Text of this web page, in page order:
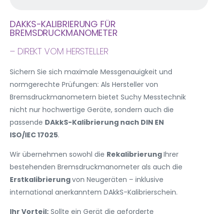
DAKKS-KALIBRIERUNG FÜR
BREMSDRUCKMANOMETER
– DIREKT VOM HERSTELLER
Sichern Sie sich maximale Messgenauigkeit und
normgerechte Prüfungen: Als Hersteller von
Bremsdruckmanometern bietet Suchy Messtechnik
nicht nur hochwertige Geräte, sondern auch die
passende DAkkS-Kalibrierung nach DIN EN
ISO/IEC 17025.
Wir übernehmen sowohl die RekalibrierungIhrer
bestehenden Bremsdruckmanometer als auch die
Erstkalibrierungvon Neugeräten – inklusive
international anerkanntem DAkkS-Kalibrierschein.
Ihr Vorteil: Sollte ein Gerät die geforderte